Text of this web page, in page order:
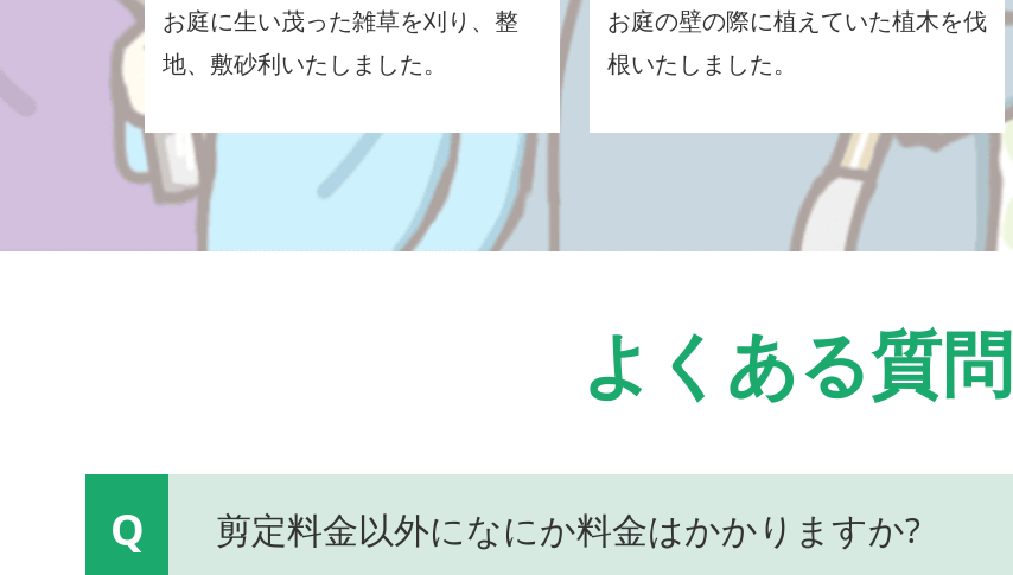
お庭に生い茂った雑草を刈り、整
地、敷砂利いたしました。
お庭の壁の際に植えていた植木を伐
根いたしました。
よくある質問
Q 剪定料金以外になにか料金はかかりますか?